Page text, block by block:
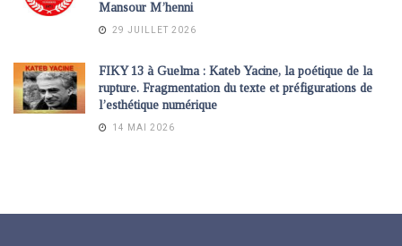
Mansour M’henni
29 JUILLET 2026
FIKY 13 à Guelma : Kateb Yacine, la poétique de la
rupture. Fragmentation du texte et préfigurations de
l’esthétique numérique
14 MAI 2026